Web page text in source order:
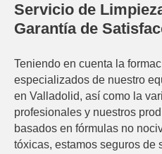
Servicio de
Garantía de
Teniendo en cuenta la
especializados de nuestro
en Valladolid, así como la
profesionales y nuestros
basados en fórmulas no
tóxicas, estamos seguros de